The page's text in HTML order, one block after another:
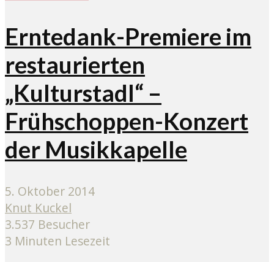
Erntedank-Premiere im
restaurierten
„Kulturstadl“ –
Frühschoppen-Konzert
der Musikkapelle
5. Oktober 2014
Knut Kuckel
3.537 Besucher
3 Minuten Lesezeit